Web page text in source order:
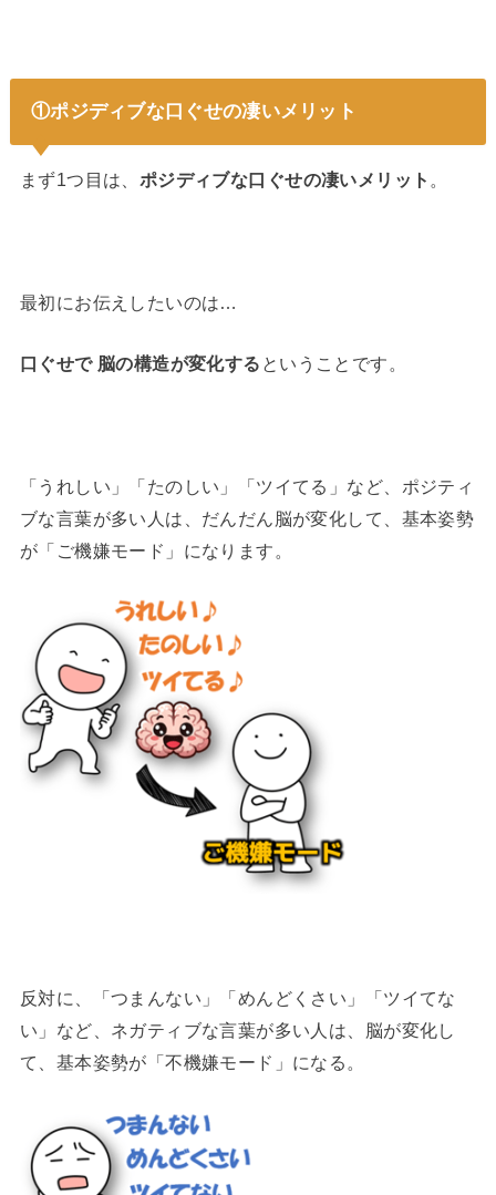
①ポジディブな口ぐせの凄いメリット
まず1つ目は、 ポジディブな口ぐせの凄いメリット 。
最初にお伝えしたいのは…
口ぐせで 脳の構造が変化する ということです。
「うれしい」「たのしい」「ツイてる」など、ポジティ
ブな言葉が多い人は、だんだん脳が変化して、基本姿勢
が「ご機嫌モード」になります。
反対に、「つまんない」「めんどくさい」「ツイてな
い」など、ネガティブな言葉が多い人は、脳が変化し
て、基本姿勢が「不機嫌モード」になる。